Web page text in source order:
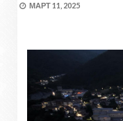
МАРТ 11, 2025